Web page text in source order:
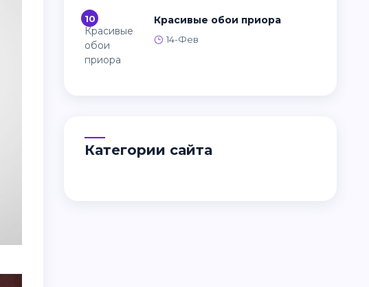
10 Красивые обои приора
14-Фев
Категории сайта